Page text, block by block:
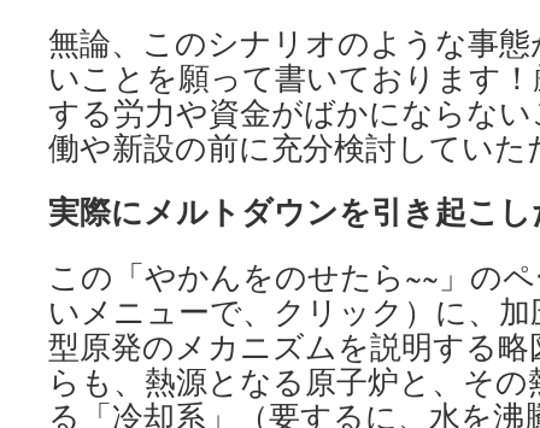
無論、このシナリオのような事
いことを願って書いております
する労力や資金がばかにならな
働や新設の前に充分検討してい
実際にメルトダウンを引き起こ
この「やかんをのせたら~~」の
いメニューで、クリック）に、
型原発のメカニズムを説明する
らも、熱源となる原子炉と、そ
る「冷却系」（要するに、水を